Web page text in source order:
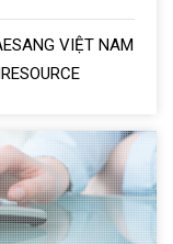
VIỆT NAM